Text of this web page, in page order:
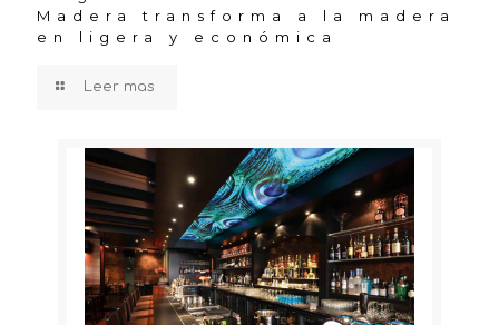
Madera transforma a la madera
en ligera y económica
Leer mas